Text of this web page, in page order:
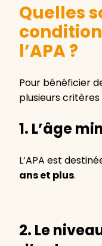
Quelles
l’APA ?
Pour bénéficier
plusieurs critères
1. L’âge
L’APA est
ans et plus.
2. Le